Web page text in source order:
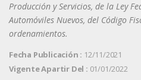
Producción y Servicios, de la Ley
Automóviles Nuevos, del Código
ordenamientos.
Fecha Publicación : 12/11/2021
Vigente Apartir Del : 01/01/2022